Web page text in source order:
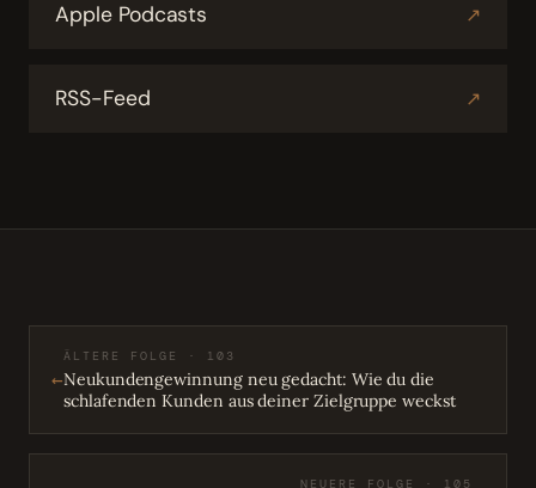
Apple Podcasts ↗
RSS-Feed ↗
←
ÄLTERE FOLGE · 103
Neukundengewinnung neu gedacht: Wie du die
schlafenden Kunden aus deiner Zielgruppe weckst
NEUERE FOLGE · 105